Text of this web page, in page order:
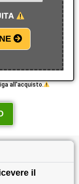
all'acquisto.
il